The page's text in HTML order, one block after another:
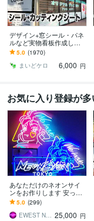
デザイン+窓シール・パネ
ルなど実物看板作成しま
す 1800件実績｜窓シール
等の看板制作｜持込デー
タOK
5.0 (1970)
まいどケロ
6,000 円
お気に入り登録が
あなただけのネオンサイ
ンをお作りします 安っぽ
くないワンランク上の法
人向けLEDネオンサイン
5.0 (299)
EWEST NeonsignTokyo 25,000 円